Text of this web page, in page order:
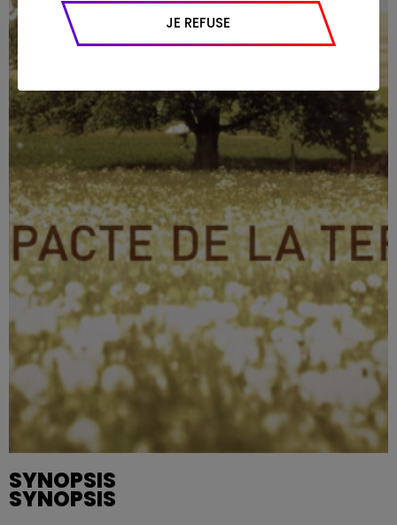
SYNOPSIS
SYNOPSIS
appareil et navigateur utilisé, emplacement
géographique), l’origine du trafic et la
JE REFUSE